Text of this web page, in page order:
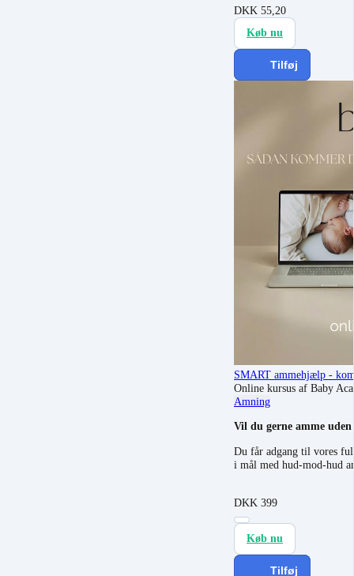
DKK 55,20
Køb nu
Tilføj
SMART ammehjælp -
Online kursus af Baby
Amning
Vil du gerne amme
Du får adgang til vores
i mål med hud-mod-hud
DKK 399
Køb nu
Tilføj